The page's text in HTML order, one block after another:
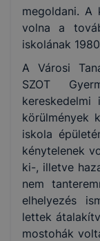
megoldani. A
volna a
iskolának
A Városi
SZOT
körülmények
iskola
kénytelenek
ki-, illetve
nem
elhelyezés
lettek
mostohák